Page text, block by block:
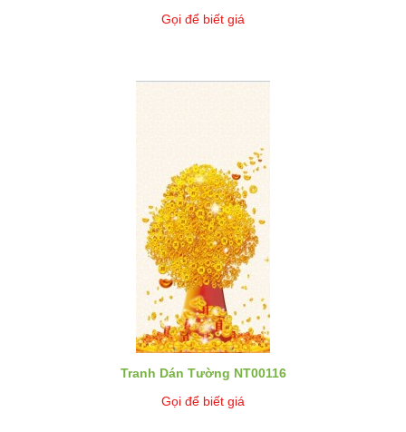
Gọi để biết giá
Tranh Dán Tường NT00116
Gọi để biết giá